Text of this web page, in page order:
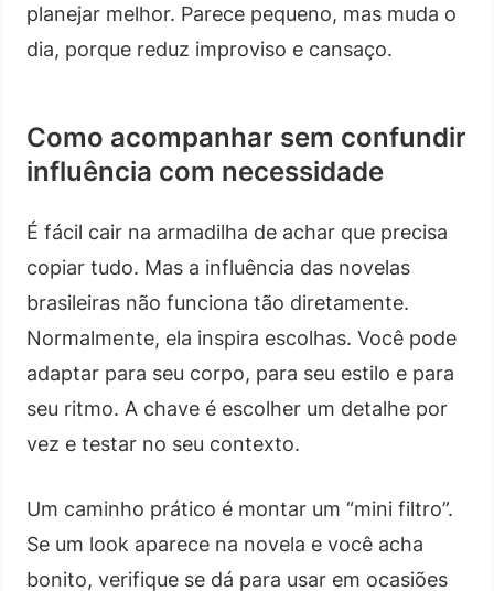
planejar melhor. Parece pequeno, mas muda o
dia, porque reduz improviso e cansaço.
Como acompanhar sem confundir
influência com necessidade
É fácil cair na armadilha de achar que precisa
copiar tudo. Mas a influência das novelas
brasileiras não funciona tão diretamente.
Normalmente, ela inspira escolhas. Você pode
adaptar para seu corpo, para seu estilo e para
seu ritmo. A chave é escolher um detalhe por
vez e testar no seu contexto.
Um caminho prático é montar um “mini filtro”.
Se um look aparece na novela e você acha
bonito, verifique se dá para usar em ocasiões